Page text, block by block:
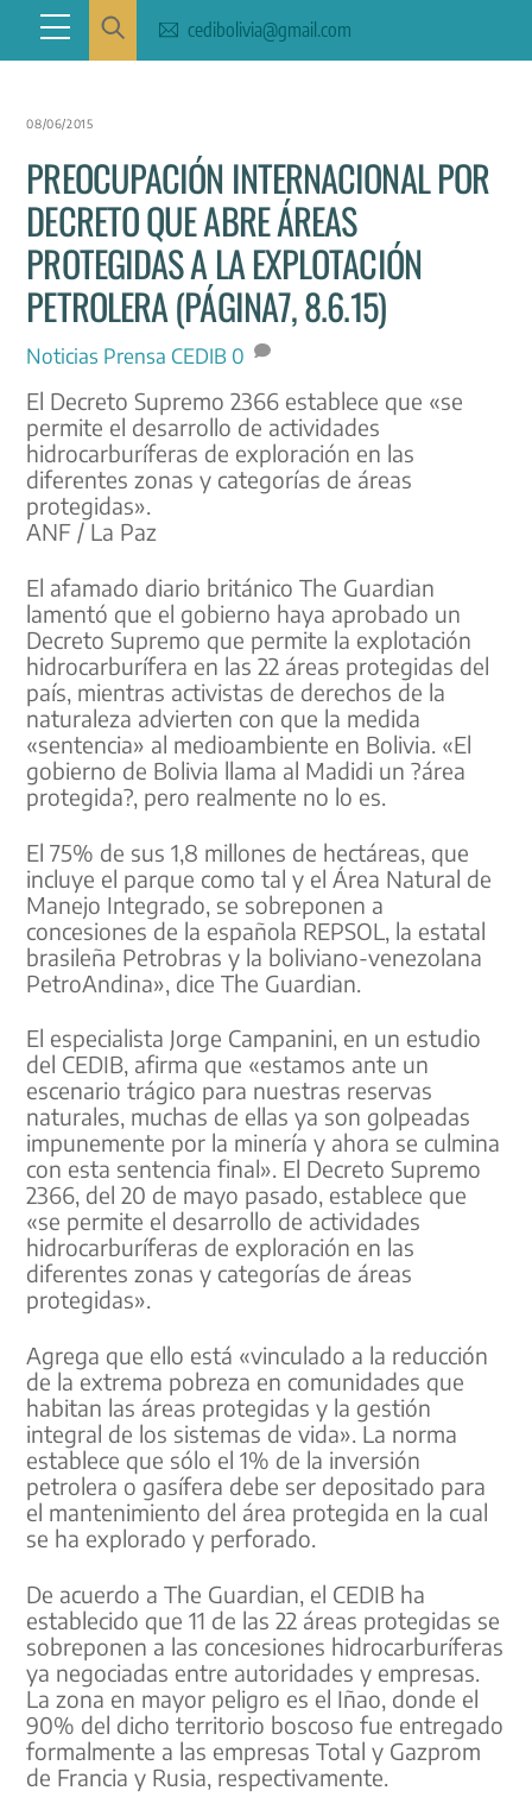
content
Menu cedibolivia@gmail.com
08/06/2015
PREOCUPACIÓN INTERNACIONAL POR
DECRETO QUE ABRE ÁREAS
PROTEGIDAS A LA EXPLOTACIÓN
PETROLERA (PÁGINA7, 8.6.15)
Noticias Prensa CEDIB 0
El Decreto Supremo 2366 establece que «se
permite el desarrollo de actividades
hidrocarburíferas de exploración en las
diferentes zonas y categorías de áreas
protegidas».
ANF / La Paz
El afamado diario británico The Guardian
lamentó que el gobierno haya aprobado un
Decreto Supremo que permite la explotación
hidrocarburífera en las 22 áreas protegidas del
país, mientras activistas de derechos de la
naturaleza advierten con que la medida
«sentencia» al medioambiente en Bolivia. «El
gobierno de Bolivia llama al Madidi un ?área
protegida?, pero realmente no lo es.
El 75% de sus 1,8 millones de hectáreas, que
incluye el parque como tal y el Área Natural de
Manejo Integrado, se sobreponen a
concesiones de la española REPSOL, la estatal
brasileña Petrobras y la boliviano-venezolana
PetroAndina», dice The Guardian.
El especialista Jorge Campanini, en un estudio
del CEDIB, afirma que «estamos ante un
escenario trágico para nuestras reservas
naturales, muchas de ellas ya son golpeadas
impunemente por la minería y ahora se culmina
con esta sentencia final». El Decreto Supremo
2366, del 20 de mayo pasado, establece que
«se permite el desarrollo de actividades
hidrocarburíferas de exploración en las
diferentes zonas y categorías de áreas
protegidas».
Agrega que ello está «vinculado a la reducción
de la extrema pobreza en comunidades que
habitan las áreas protegidas y la gestión
integral de los sistemas de vida». La norma
establece que sólo el 1% de la inversión
petrolera o gasífera debe ser depositado para
el mantenimiento del área protegida en la cual
se ha explorado y perforado.
De acuerdo a The Guardian, el CEDIB ha
establecido que 11 de las 22 áreas protegidas se
sobreponen a las concesiones hidrocarburíferas
ya negociadas entre autoridades y empresas.
La zona en mayor peligro es el Iñao, donde el
90% del dicho territorio boscoso fue entregado
formalmente a las empresas Total y Gazprom
de Francia y Rusia, respectivamente.